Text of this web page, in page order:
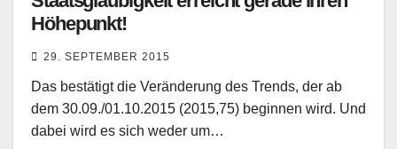
Höhepunkt!
29. SEPTEMBER 2015
Das bestätigt die Veränderung des Trends, der ab
dem 30.09./01.10.2015 (2015,75) beginnen wird. Und
dabei wird es sich weder um…